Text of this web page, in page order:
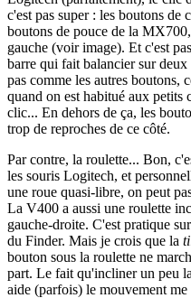
c'est pas super : les boutons de
boutons de pouce de la
gauche (voir image). Et c'est
barre qui fait balancier sur
pas comme les autres boutons,
quand on est habitué aux petits
clic... En dehors de ça, les
trop de reproches de ce côté.
Par contre, la roulette... Bon,
les souris Logitech, et
une roue quasi-libre, on peut
La V400 a aussi une roulette
gauche-droite. C'est pratique
du Finder. Mais je crois que la
bouton sous la roulette ne
part. Le fait qu'incliner un peu
aide (parfois) le mouvement